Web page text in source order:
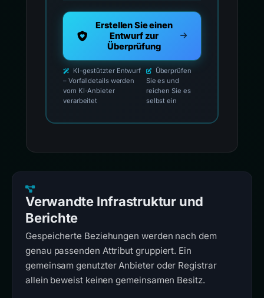
Erstellen Sie einen
Entwurf zur
Überprüfung
KI-gestützter Entwurf
– Vorfalldetails werden
vom KI-Anbieter
verarbeitet
Überprüfen
Sie es und
reichen Sie es
selbst ein
Verwandte Infrastruktur und
Berichte
Gespeicherte Beziehungen werden nach dem
genau passenden Attribut gruppiert. Ein
gemeinsam genutzter Anbieter oder Registrar
allein beweist keinen gemeinsamen Besitz.